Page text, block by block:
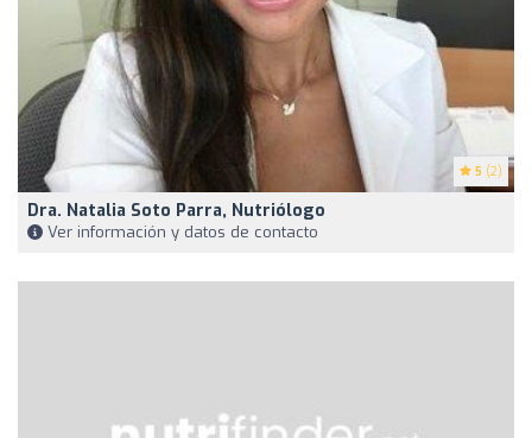
5 (2)
Dra. Natalia Soto Parra, Nutriólogo
Ver información y datos de contacto